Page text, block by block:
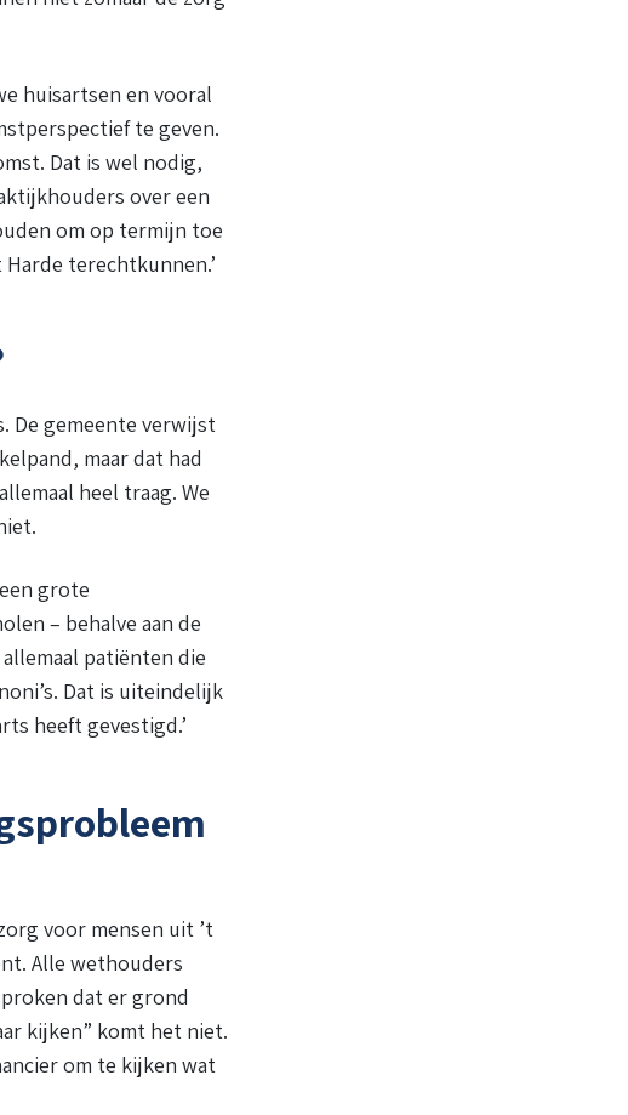
huisartsen en vooral
te geven.
Dat is wel nodig,
over een
om op termijn toe
terechtkunnen.’
De gemeente verwijst
maar dat had
heel traag. We
grote
– behalve aan de
patiënten die
Dat is uiteindelijk
heeft gevestigd.’
voor mensen uit ’t
Alle wethouders
dat er grond
kijken” komt het niet.
om te kijken wat